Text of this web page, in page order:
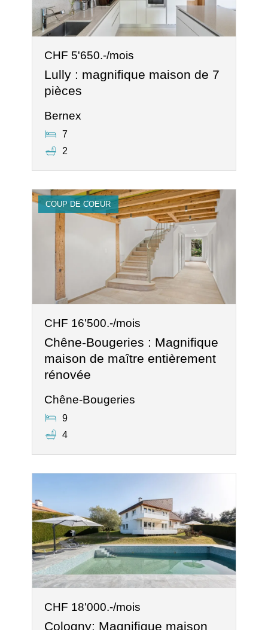
CHF 5'650.-/mois
Lully : magnifique maison de 7
pièces
Bernex
7
2
COUP DE COEUR
CHF 16'500.-/mois
Chêne-Bougeries : Magnifique
maison de maître entièrement
rénovée
Chêne-Bougeries
9
4
CHF 18'000.-/mois
Cologny: Magnifique maison